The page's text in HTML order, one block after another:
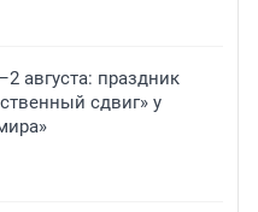
августа: праздник
сдвиг» у